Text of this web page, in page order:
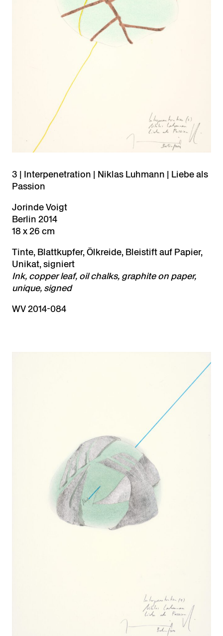
3 | Interpenetration | Niklas Luhmann | Liebe als
Passion
Jorinde Voigt
Berlin 2014
18 x 26 cm
Tinte, Blattkupfer, Ölkreide, Bleistift auf Papier,
Unikat, signiert
Ink, copper leaf, oil chalks, graphite on paper,
unique, signed
WV 2014-084